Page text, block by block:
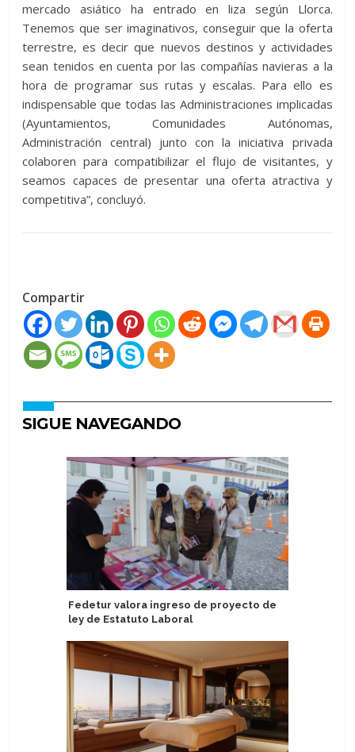
mercado asiático ha entrado en liza según Llorca.
Tenemos que ser imaginativos, conseguir que la oferta
terrestre, es decir que nuevos destinos y actividades
sean tenidos en cuenta por las compañías navieras a la
hora de programar sus rutas y escalas. Para ello es
indispensable que todas las Administraciones implicadas
(Ayuntamientos, Comunidades Autónomas,
Administración central) junto con la iniciativa privada
colaboren para compatibilizar el flujo de visitantes, y
seamos capaces de presentar una oferta atractiva y
competitiva”, concluyó.
Compartir
SIGUE NAVEGANDO
Fedetur valora ingreso de proyecto de
ley de Estatuto Laboral